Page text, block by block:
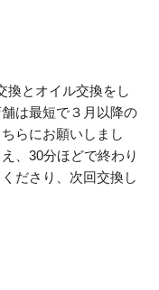
換とオイル交換をし
は最短で３月以降の
らにお願いしまし
、30分ほどで終わり
ださり、次回交換し